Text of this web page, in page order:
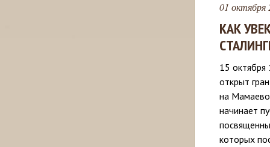
01 октября
КАК
15
открыт
на
начинает
которых